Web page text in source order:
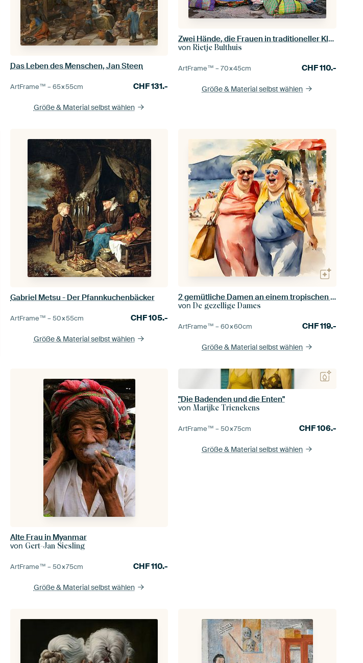
Das Leben des Menschen, Jan Steen
ArtFrame™ –65×55cm CHF131.-
Größe & Material selbst wählen
Zwei Hände, die Frauen in traditioneller Kleidung bei Chivay, Peru
vonRietje Bulthuis
ArtFrame™ –70×45cm CHF110.-
Größe & Material selbst wählen
Gabriel Metsu - Der Pfannkuchenbäcker
ArtFrame™ –50×55cm CHF105.-
Größe & Material selbst wählen
2 gemütliche Damen an einem tropischen Strand
vonDe gezellige Dames
ArtFrame™ –60×60cm CHF119.-
Größe & Material selbst wählen
Alte Frau in Myanmar
von Gert-Jan Siesling
ArtFrame™ –50×75cm CHF110.-
Größe & Material selbst wählen
"Die Badenden und die Enten"
vonMarijke Trienekens
ArtFrame™ –50×75cm CHF106.-
Größe & Material selbst wählen